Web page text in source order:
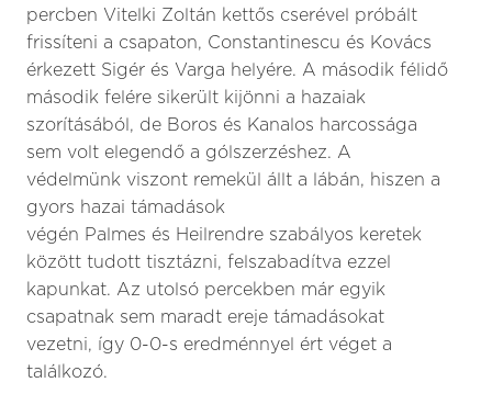
percben Vitelki Zoltán kettős cserével próbált
frissíteni a csapaton, Constantinescu és Kovács
érkezett Sigér és Varga helyére. A második félidő
második felére sikerült kijönni a hazaiak
szorításából, de Boros és Kanalos harcossága
sem volt elegendő a gólszerzéshez. A
védelmünk viszont remekül állt a lábán, hiszen a
gyors hazai támadások
végén Palmes és Heilrendre szabályos keretek
között tudott tisztázni, felszabadítva ezzel
kapunkat. Az utolsó percekben már egyik
csapatnak sem maradt ereje támadásokat
vezetni, így 0-0-s eredménnyel ért véget a
találkozó.